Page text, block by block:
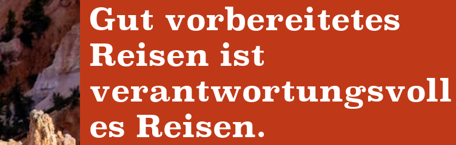
Gut vorbereitetes
Reisen ist
verantwortungsvoll
es Reisen.